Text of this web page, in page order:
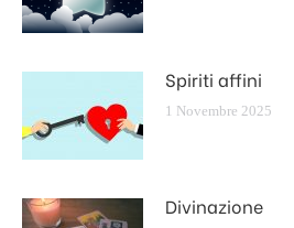
Spiriti affini
1 Novembre 2025
Divinazione